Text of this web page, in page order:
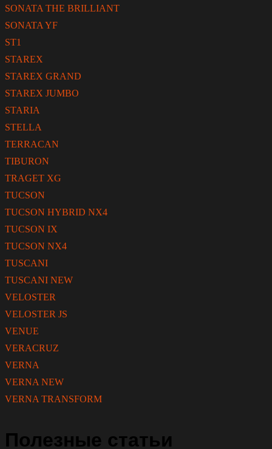
SONATA THE BRILLIANT
SONATA YF
ST1
STAREX
STAREX GRAND
STAREX JUMBO
STARIA
STELLA
TERRACAN
TIBURON
TRAGET XG
TUCSON
TUCSON HYBRID NX4
TUCSON IX
TUCSON NX4
TUSCANI
TUSCANI NEW
VELOSTER
VELOSTER JS
VENUE
VERACRUZ
VERNA
VERNA NEW
VERNA TRANSFORM
Полезные статьи